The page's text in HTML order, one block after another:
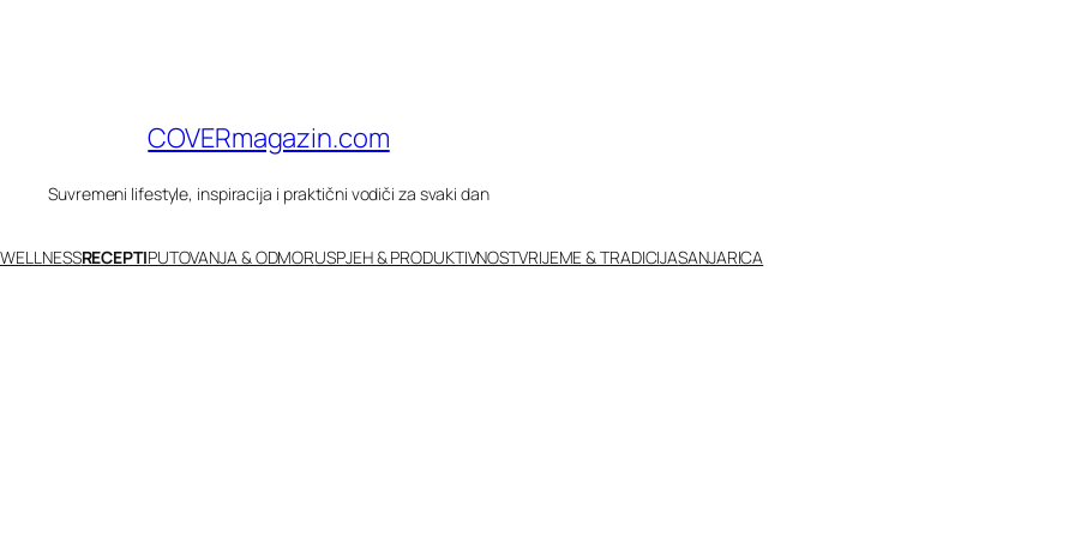
COVERmagazin.com
Suvremeni lifestyle, inspiracija i praktični vodiči za svaki dan
RECEPTIPUTOVANJA & ODMORUSPJEH & PRODUKTIVNOSTVRIJEME & TRADICIJASANJARICA